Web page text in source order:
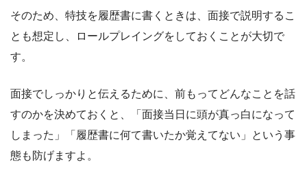
そのため、特技を履歴書に書くときは、面接で説明するこ
とも想定し、ロールプレイングをしておくことが大切で
す。
面接でしっかりと伝えるために、前もってどんなことを話
すのかを決めておくと、「面接当日に頭が真っ白になって
しまった」「履歴書に何て書いたか覚えてない」という事
態も防げますよ。